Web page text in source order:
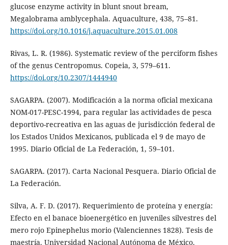
glucose enzyme activity in blunt snout bream,
Megalobrama amblycephala. Aquaculture, 438, 75–81.
https://doi.org/10.1016/j.aquaculture.2015.01.008
Rivas, L. R. (1986). Systematic review of the perciform fishes
of the genus Centropomus. Copeia, 3, 579–611.
https://doi.org/10.2307/1444940
SAGARPA. (2007). Modificación a la norma oficial mexicana
NOM-017-PESC-1994, para regular las actividades de pesca
deportivo-recreativa en las aguas de jurisdicción federal de
los Estados Unidos Mexicanos, publicada el 9 de mayo de
1995. Diario Oficial de La Federación, 1, 59–101.
SAGARPA. (2017). Carta Nacional Pesquera. Diario Oficial de
La Federación.
Silva, A. F. D. (2017). Requerimiento de proteína y energía:
Efecto en el banace bioenergético en juveniles silvestres del
mero rojo Epinephelus morio (Valenciennes 1828). Tesis de
maestría. Universidad Nacional Autónoma de México.